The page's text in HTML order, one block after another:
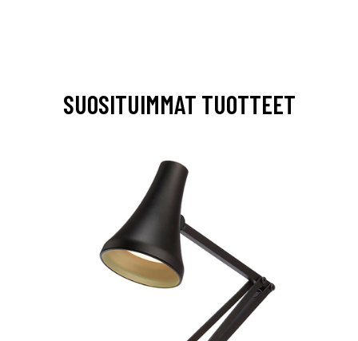
SUOSITUIMMAT TUOTTEET